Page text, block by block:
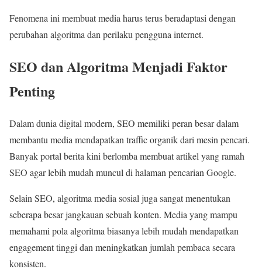
Fenomena ini membuat media harus terus beradaptasi dengan
perubahan algoritma dan perilaku pengguna internet.
SEO dan Algoritma Menjadi Faktor
Penting
Dalam dunia digital modern, SEO memiliki peran besar dalam
membantu media mendapatkan traffic organik dari mesin pencari.
Banyak portal berita kini berlomba membuat artikel yang ramah
SEO agar lebih mudah muncul di halaman pencarian Google.
Selain SEO, algoritma media sosial juga sangat menentukan
seberapa besar jangkauan sebuah konten. Media yang mampu
memahami pola algoritma biasanya lebih mudah mendapatkan
engagement tinggi dan meningkatkan jumlah pembaca secara
konsisten.